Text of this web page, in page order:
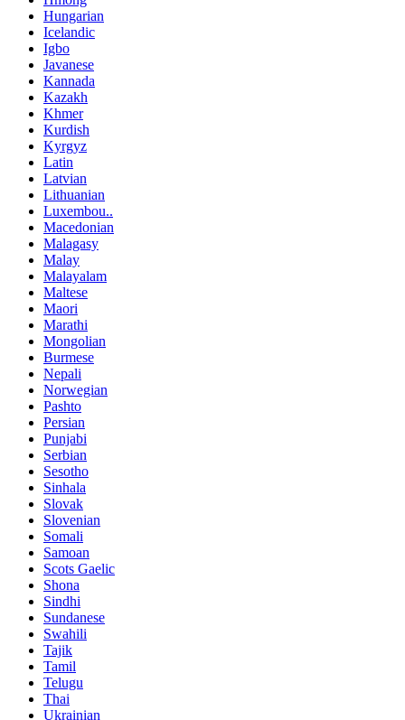
Hungarian
Icelandic
Igbo
Javanese
Kannada
Kazakh
Khmer
Kurdish
Kyrgyz
Latin
Latvian
Lithuanian
Luxembou..
Macedonian
Malagasy
Malay
Malayalam
Maltese
Maori
Marathi
Mongolian
Burmese
Nepali
Norwegian
Pashto
Persian
Punjabi
Serbian
Sesotho
Sinhala
Slovak
Slovenian
Somali
Samoan
Scots Gaelic
Shona
Sindhi
Sundanese
Swahili
Tajik
Tamil
Telugu
Thai
Ukrainian